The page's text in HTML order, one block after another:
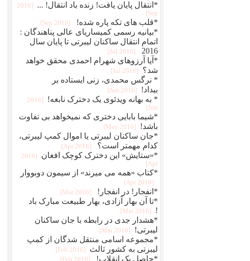
*انتقال پایان یافت! زنده باد انتقال! ...
[2016
Sep]
*قلب های تکه پاره شده! [2016 Sep]
*بیانیه رسمی کمیساریای عالی پناهندگان :
اتمام انتقال ساکنان لیبرتی تا پایان سال
2016
[2016 Jul]
*آیا آرزوهای شهرام احمدی محقق خواهد
شد؟
[2016 Jul]
* نرگس محمدی، زنی ایستاده بر
بیداد!
[2016 Jun]
* به بهانه ویدئوی یک دخترک نابغه!
[2016
Jun]
*شیما بابایی دختری که نمیخواهد بی تفاوت
باشد!
[2016 May]
*جان ساکنان لیبرتی یا اموال کمپ لیبرتی،
کدام مهمتر است؟
[2016 Apr]
*«ستایش» این دخترک کوچک افغان
[2016
Apr]
*کتاب «همه می میرند» از سیمون دوبووار
[2016 Apr]
*انفجار! در انفجار! [2016 Mar]
*تا آن بهار آزادی، بهار طبیعت مبارک باد
!
[2016 Mar]
*هشدار جدی در رابطه با جان ساکنان
لیبرتی!
[2016 Mar]
*مجموعه اسامی منتقل شدگان از کمپ
لیبرتی به کشور ثالث
[2016 Feb]
*حاصل یک انقلاب!